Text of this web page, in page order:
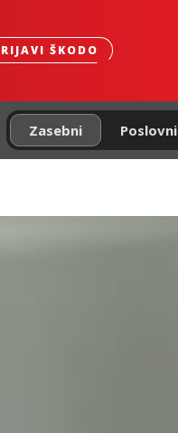
ŠKODO
Zasebni Poslovni